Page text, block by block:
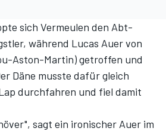
sich Vermeulen den Abt-
während Lucas Auer von
Aston-Martin) getroffen und
Däne musste dafür gleich
durchfahren und fiel damit
sagt ein ironischer Auer im